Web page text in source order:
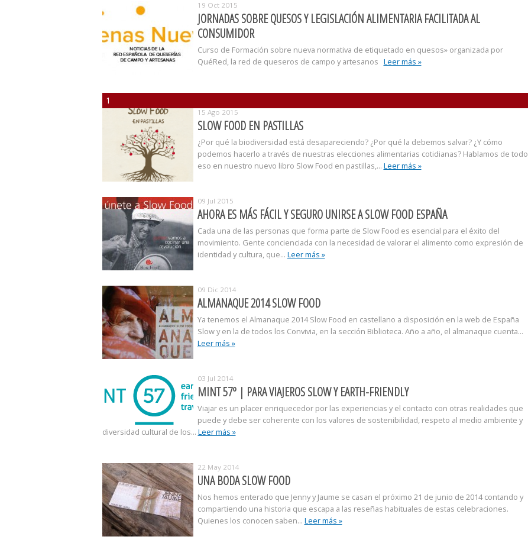
19 Oct 2015
JORNADAS SOBRE QUESOS Y LEGISLACIÓN ALIMENTARIA FACILITADA AL
CONSUMIDOR
Curso de Formación sobre nueva normativa de etiquetado en quesos» organizada por
QuéRed, la red de queseros de campo y artesanos Leer más »
1
15 Ago 2015
SLOW FOOD EN PASTILLAS
¿Por qué la biodiversidad está desapareciendo? ¿Por qué la debemos salvar? ¿Y cómo
podemos hacerlo a través de nuestras elecciones alimentarias cotidianas? Hablamos de todo
eso en nuestro nuevo libro Slow Food en pastillas,... Leer más »
09 Jul 2015
AHORA ES MÁS FÁCIL Y SEGURO UNIRSE A SLOW FOOD ESPAÑA
Cada una de las personas que forma parte de Slow Food es esencial para el éxito del
movimiento. Gente concienciada con la necesidad de valorar el alimento como expresión de
identidad y cultura, que... Leer más »
09 Dic 2014
ALMANAQUE 2014 SLOW FOOD
Ya tenemos el Almanaque 2014 Slow Food en castellano a disposición en la web de España
Slow y en la de todos los Convivia, en la sección Biblioteca. Año a año, el almanaque cuenta...
Leer más »
03 Jul 2014
MINT 57º | PARA VIAJEROS SLOW Y EARTH-FRIENDLY
Viajar es un placer enriquecedor por las experiencias y el contacto con otras realidades que
puede y debe ser coherente con los valores de sostenibilidad, respeto al medio ambiente y
diversidad cultural de los... Leer más »
22 May 2014
UNA BODA SLOW FOOD
Nos hemos enterado que Jenny y Jaume se casan el próximo 21 de junio de 2014 contando y
compartiendo una historia que escapa a las reseñas habituales de estas celebraciones.
Quienes los conocen saben... Leer más »